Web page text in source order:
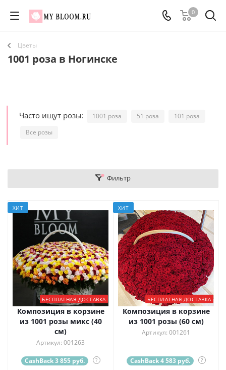
0
Цветы
1001 роза в Ногинске
Часто ищут розы: 1001 роза 51 роза
101 роза
Все розы
Фильтр
ХИТ
БЕСПЛАТНАЯ ДОСТАВКА
Композиция в корзине
из 1001 розы микс (40
см)
Артикул: 001263
CashBack 3 855 руб. ?
ХИТ
БЕСПЛАТНАЯ ДОСТАВКА
Композиция в корзине
из 1001 розы (60 см)
Артикул: 001261
CashBack 4 583 руб. ?